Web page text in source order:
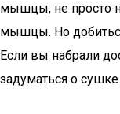
мышцы, не просто
мышцы. Но
Если вы набрали
задуматься о